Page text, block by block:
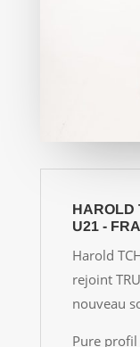
HAROLD
U21 -
Harold
rejoint
nouveau
Pure profil